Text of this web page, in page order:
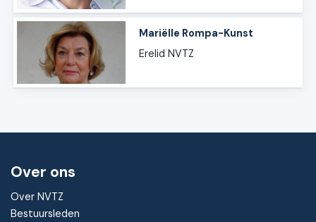
Mariëlle Rompa-Kunst
Erelid NVTZ
Over ons
Over NVTZ
Bestuursleden